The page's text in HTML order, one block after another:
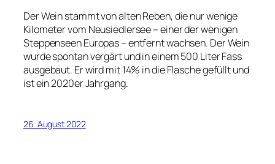
Der Wein stammt von alten Reben, die nur wenige
Kilometer vom Neusiedlersee – einer der wenigen
Steppenseen Europas – entfernt wachsen. Der Wein
wurde spontan vergärt und in einem 500 Liter Fass
ausgebaut. Er wird mit 14% in die Flasche gefüllt und
ist ein 2020er Jahrgang.
26. August 2022